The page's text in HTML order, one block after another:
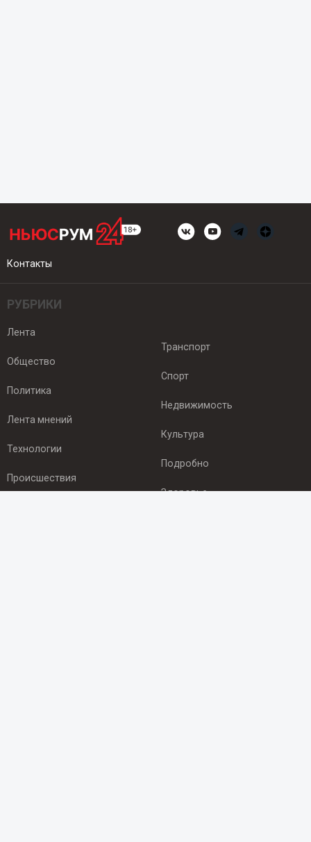
Контакты
РУБРИКИ
Лента
Общество
Политика
Лента мнений
Технологии
Происшествия
Транспорт
Спорт
Недвижимость
Культура
Подробно
Здоровье